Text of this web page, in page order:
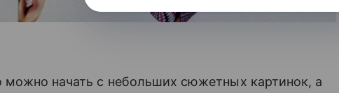
можно начать с небольших сюжетных картинок, а